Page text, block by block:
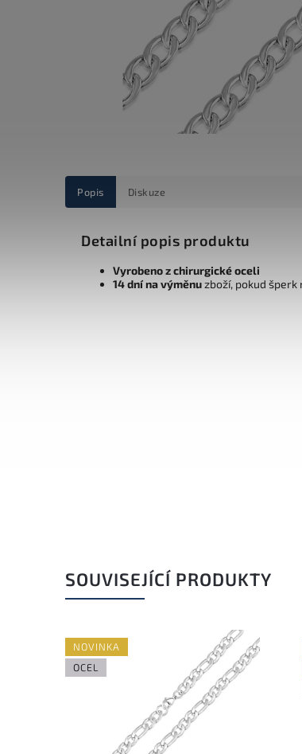
Popis Diskuze
Detailní popis produktu
Vyrobeno z chirurgické oceli
14 dní na výměnuzboží, pokud
SOUVISEJÍCÍ PRODUKTY
NOVINKA
OCEL